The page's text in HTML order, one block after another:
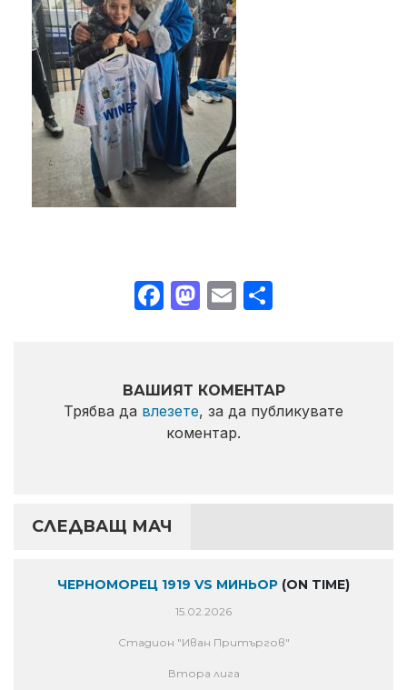
Facebook
Mastodon
Email
ВАШИЯТ КОМЕНТАР
Трябва да влезете, за да публикувате
коментар.
СЛЕДВАЩ МАЧ
ЧЕРНОМОРЕЦ 1919 VS МИНЬОР (ON TIME)
15.02.2026
Стадион "Иван Притъргов"
Втора лига